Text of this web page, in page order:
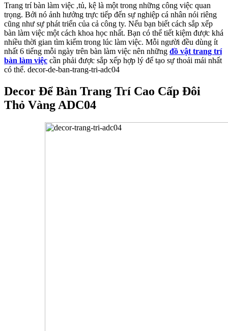
Trang trí bàn làm việc ,tủ, kệ là một trong những công việc quan
trọng. Bởi nó ảnh hưởng trực tiếp đến sự nghiệp cá nhân nói riêng
cũng như sự phát triển của cả công ty. Nếu bạn biết cách sắp xếp
bàn làm việc một cách khoa học nhất. Bạn có thể tiết kiệm được khá
nhiều thời gian tìm kiếm trong lúc làm việc. Mỗi người đều dùng ít
nhất 6 tiếng mỗi ngày trên bàn làm việc nên những đồ vật trang trí
bàn làm việc cần phải được sắp xếp hợp lý để tạo sự thoải mái nhất
có thể. decor-de-ban-trang-tri-adc04
Decor Để Bàn Trang Trí Cao Cấp Đôi
Thỏ Vàng ADC04